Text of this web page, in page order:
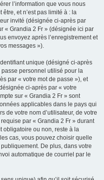
l’information que vous nous
et n’est pas limité à : la
invité (désignée ci-après par
« Grandia 2 Fr » (désignée ici par
envoyez après l’enregistrement et
messages »).
unique (désigné ci-après
passe personnel utilisé pour la
par « votre mot de passe »), et
ci-après par « votre
sur « Grandia 2 Fr » sont
applicables dans le pays qui
de votre nom d’utilisateur, de votre
par « Grandia 2 Fr » durant
obligatoire ou non, reste à la
cas, vous pouvez choisir quelle
De plus, dans votre
automatique de courriel par le